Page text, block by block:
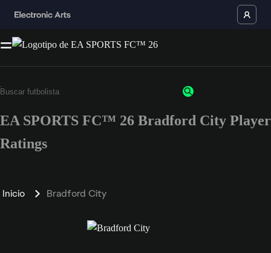
EA SPORTS FC™ 26 Bradford City Player
Ratings
Inicio Bradford City